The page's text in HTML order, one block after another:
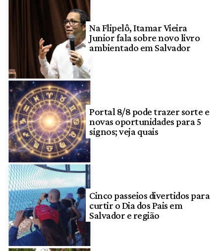
Na Flipelô, Itamar Vieira
Junior fala sobre novo livro
ambientado em Salvador
Portal 8/8 pode trazer sorte e
novas oportunidades para 5
signos; veja quais
Cinco passeios divertidos para
curtir o Dia dos Pais em
Salvador e região